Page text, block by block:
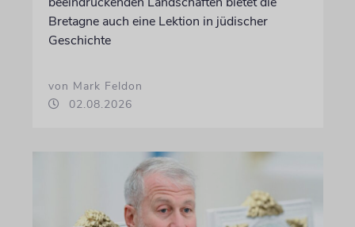
Bretagne auch eine Lektion in jüdischer
Geschichte
von Mark Feldon
02.08.2026